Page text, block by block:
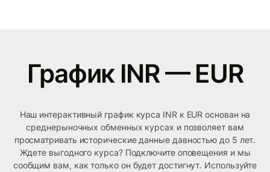
График INR — EUR
Наш интерактивный график курса INR к EUR основан на
среднерыночных обменных курсах и позволяет вам
просматривать исторические данные давностью до 5 лет.
Ждете выгодного курса? Подключите оповещения и мы
сообщим вам, как только он будет достигнут. Используйте